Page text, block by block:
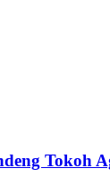
Tokoh